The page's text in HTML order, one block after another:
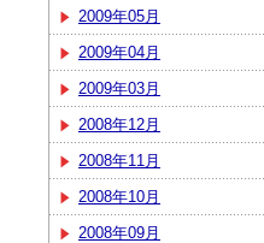
2009年05月
2009年04月
2009年03月
2008年12月
2008年11月
2008年10月
2008年09月